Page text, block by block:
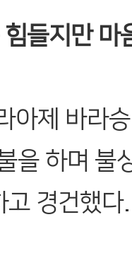
힘들지만 마
아제 바라
을 하며 불
고 경건했다.